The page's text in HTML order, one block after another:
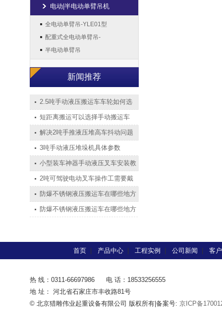
电动|半电动单臂吊机
全电动单臂吊-YLE01型
配重式全电动单臂吊-
半电动单臂吊
新闻推荐
2.5吨手动液压搬运车车轮如何选
短距离搬运可以选择手动搬运车
解决2吨手推液压堆高车抖动问题
3吨手动液压堆垛机具体参数
小型装车神器手动液压叉车安装教
2吨可驾驶电动叉车操作工需要戴
防爆不锈钢液压搬运车在哪些地方
防爆不锈钢液压搬运车在哪些地方
首页 产品中心 工程实例 公司新闻 客
热 线：0311-66697986
电 话：18533256555
地 址： 河北省石家庄市丰收路81号
© 北京猎雕伟业起重设备有限公司 版权所有|备案号: 京ICP备